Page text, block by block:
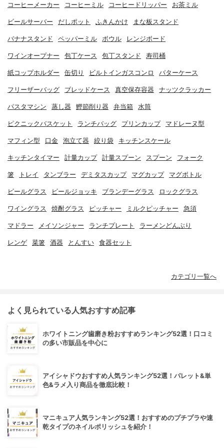
コーヒーメーカー コーヒーミル コーヒードリッパー お茶ミル
ビールサーバー だしポット ふきんかけ まな板スタンド
バナナスタンド ペッパーミル ボウル レンジボード
ワインオープナー 包丁ケース 包丁スタンド 寿司桶
紙コップホルダー 缶切り ビルトインガスコンロ バターケース
フリーザーバッグ ブレッドケース 真空保存容器 ナッツクラッカー
パスタマシン 蒸し器 鰹節削り器 弁当箱 水筒
ピクニックバスケット ランチバッグ プリンカップ マドレーヌ型
マフィン型 口金 泡立て器 絞り袋 キッチンスケール
キッチンタイマー 計量カップ 計量スプーン スプーン フォーク
箸 トレイ タンブラー デミタスカップ マグカップ マグボトル
ビールグラス ビールジョッキ ブランデーグラス ロックグラス
ワイングラス 焼酎グラス ピッチャー ミルクピッチャー 急須
マドラー メイソンジャー ランチプレート ラーメンどんぶり
レンゲ 菜箸 酒器 とんすい 食器セット
カテゴリ一覧へ
よく見られている人気おすすめ記事
ホワイトニング歯磨き粉おすすめランキング52選！口コミ
の多い市販品を中心に
アイシャドウおすすめ人気ランキング52選！パレット&単
色&ラメ入り商品を徹底比較！
マニキュア人気ランキング52選！おすすめのプチプラや速
乾タイプのネイルポリッシュを紹介！